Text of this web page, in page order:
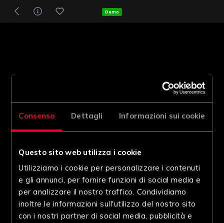
Consenso Dettagli Informazioni sui cookie
Questo sito web utilizza i cookie
Utilizziamo i cookie per personalizzare i contenuti
e gli annunci, per fornire funzioni di social media e
per analizzare il nostro traffico. Condividiamo
inoltre le informazioni sull'utilizzo del nostro sito
con i nostri partner di social media, pubblicità e
Demo